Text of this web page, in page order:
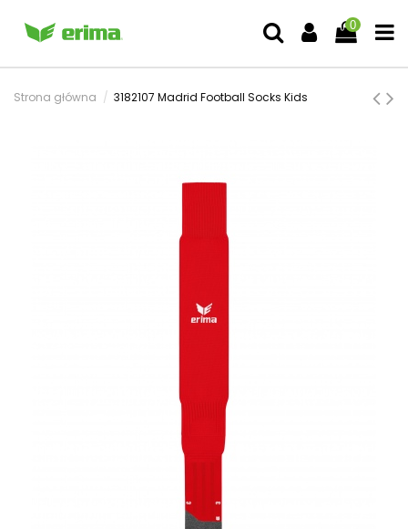
0
Strona główna 3182107 Madrid Football Socks Kids